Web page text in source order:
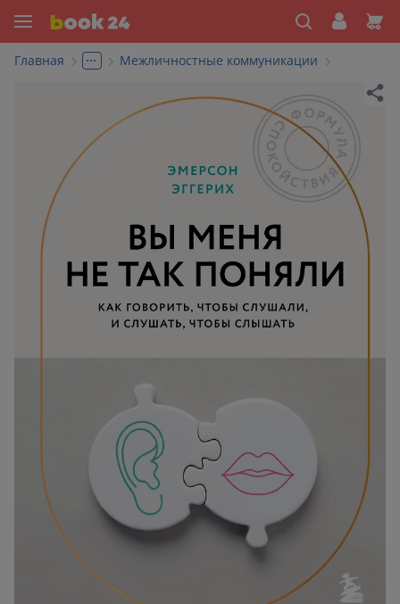
Главная ... Межличностные коммуникации